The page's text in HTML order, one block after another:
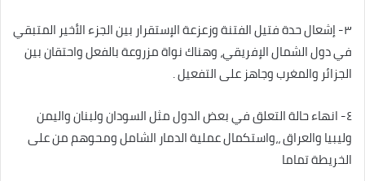
٣- إشعال حدة فتيل الفتنة وزعزعة الإستقرار بين الجزء الأخير المتبقي
في دول الشمال الإفريقي، وهناك نواة مزروعة بالفعل واحتقان بين
الجزائر والمغرب وجاهز على التفعيل .
٤- انهاء حالة التعلق في بعض الدول مثل السودان ولبنان واليمن
وليبيا والعراق ،،واستكمال عملية الدمار الشامل ومحوهم من على
الخريطة تماما